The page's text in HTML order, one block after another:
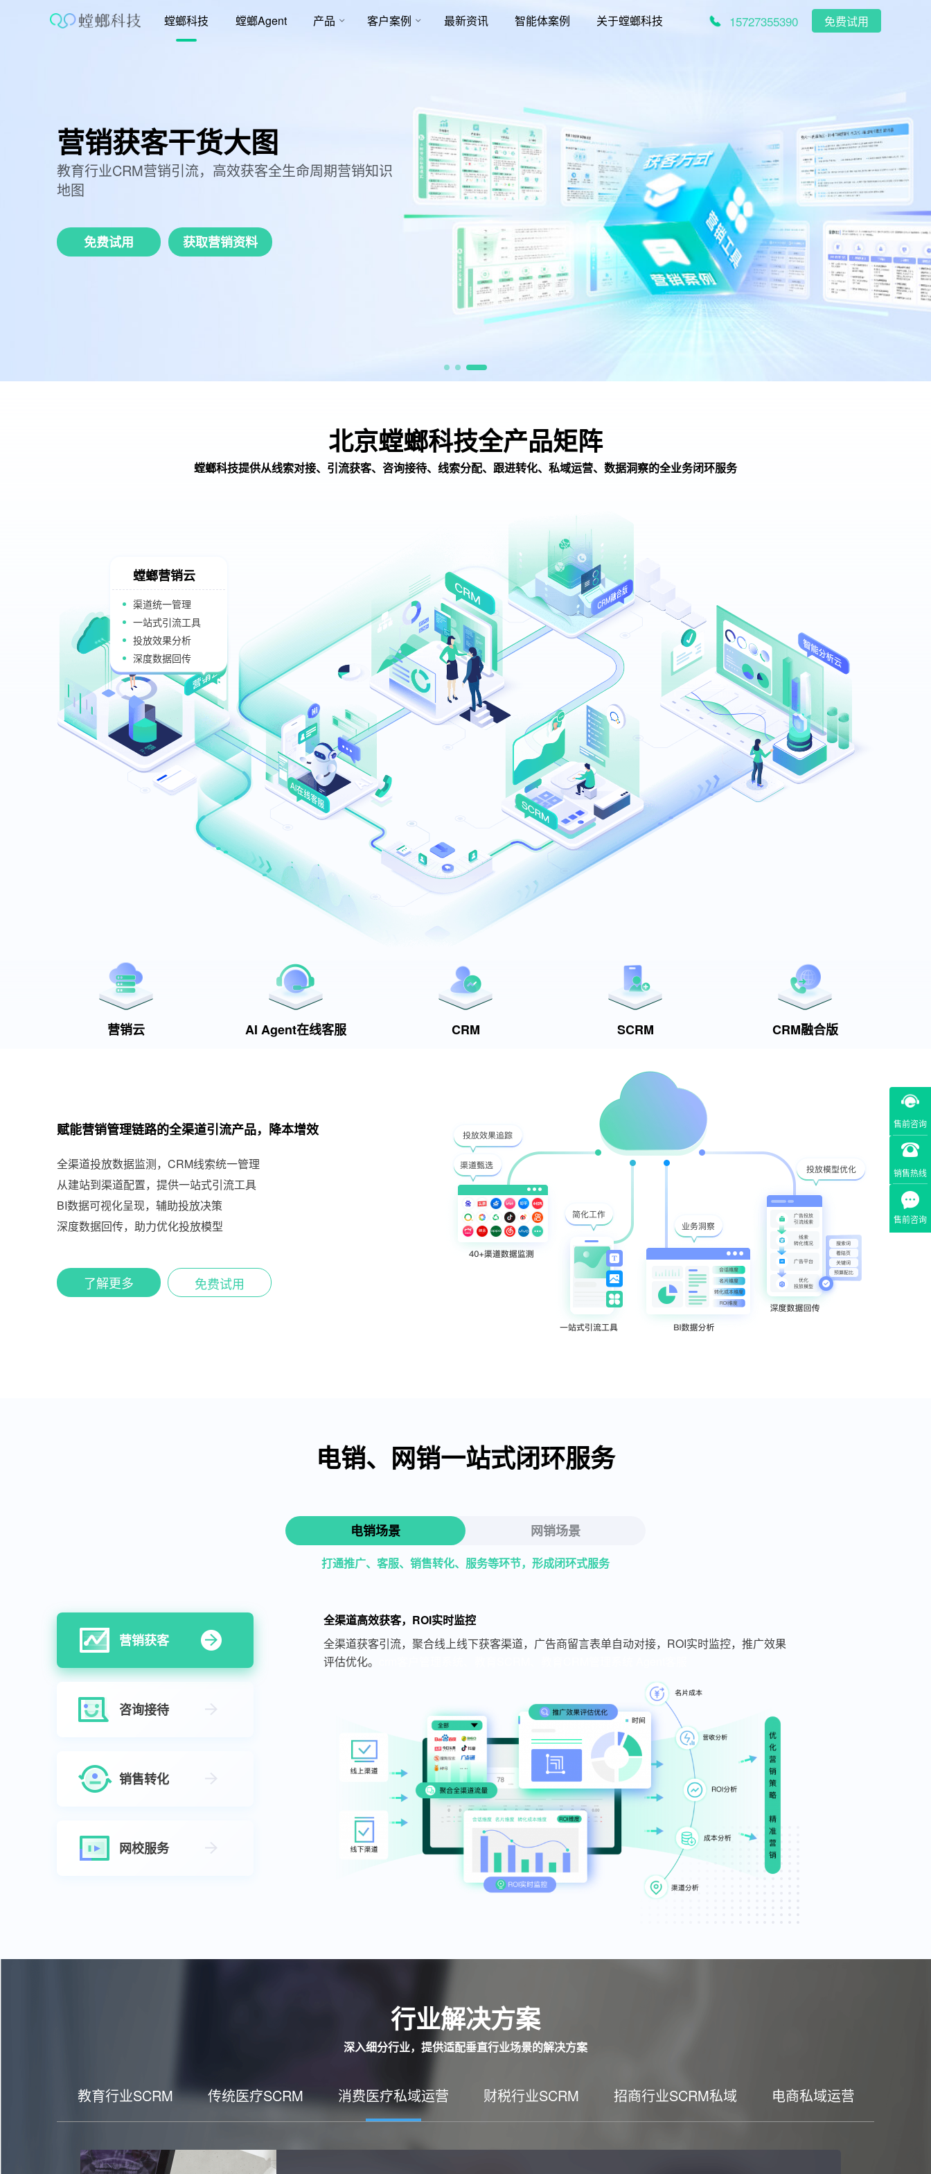
螳螂科技 螳螂Agent 产品 客户案例 最新资讯 智能体案例 关于螳螂科技 15727355390 免费试用
售前咨询
销售热线
售前咨询
营销获客干货大图
教育行业CRM营销引流，高效获客全生命周期营销知识
地图
免费试用 获取营销资料
北京螳螂科技全产品矩阵
螳螂科技提供从线索对接、引流获客、咨询接待、线索分配、跟进转化、私域运营、数据洞察的全业务闭环服务
AI在线客服系统
全渠道访客接待
人机协作
专业优化师服务
营销云 AI Agent在线客服 CRM SCRM CRM融合版
赋能营销管理链路的全渠道引流产品，降本增效
全渠道投放数据监测，CRM线索统一管理
从建站到渠道配置，提供一站式引流工具
BI数据可视化呈现，辅助投放决策
深度数据回传，助力优化投放模型
了解更多 免费试用
电销、网销一站式闭环服务
电销场景 网销场景
打通推广、客服、销售转化、服务等环节，形成闭环式服务
营销获客
咨询接待
销售转化
网校服务
全渠道高效获客，ROI实时监控
全渠道获客引流，聚合线上线下获客渠道，广告商留言表单自动对接，ROI实时监控，推广效果
评估优化。
行业解决方案
深入细分行业，提供适配垂直行业场景的解决方案
教育行业SCRM 传统医疗SCRM 消费医疗私域运营 财税行业SCRM 招商行业SCRM私域 电商私域运营工具